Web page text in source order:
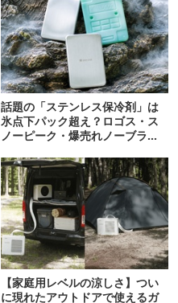
話題の「ステンレス保冷剤」は
氷点下パック超え？ロゴス・ス
ノーピーク・爆売れノーブラン
【家庭用レベルの涼しさ】つい
に現れたアウトドアで使えるガ